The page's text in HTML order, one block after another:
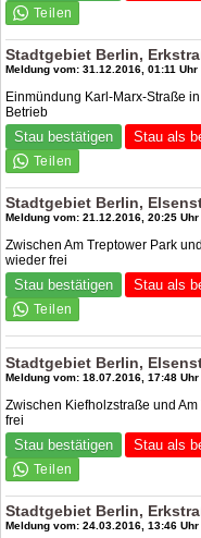
Stadtgebiet Berlin,
Meldung vom: 31.12.2016, 01:11 Uhr
Einmündung Karl-Marx-Straße
Betrieb
Stau bestätigen Stau als
Stadtgebiet Berlin,
Meldung vom: 21.12.2016, 20:25 Uhr
Zwischen Am Treptower Park
wieder frei
Stau bestätigen Stau als
Stadtgebiet Berlin,
Meldung vom: 18.07.2016, 17:48 Uhr
Zwischen Kiefholzstraße und
frei
Stau bestätigen Stau als
Stadtgebiet Berlin,
Meldung vom: 24.03.2016, 13:46 Uhr